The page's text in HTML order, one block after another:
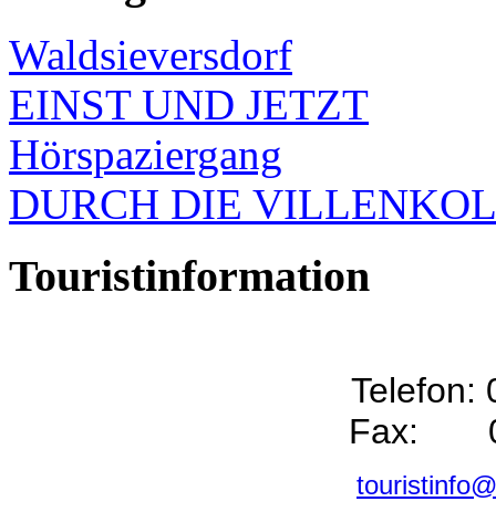
Waldsieversdorf
EINST UND JETZT
Hörspaziergang
DURCH DIE
Touristinformation
Telefon:
Fax: